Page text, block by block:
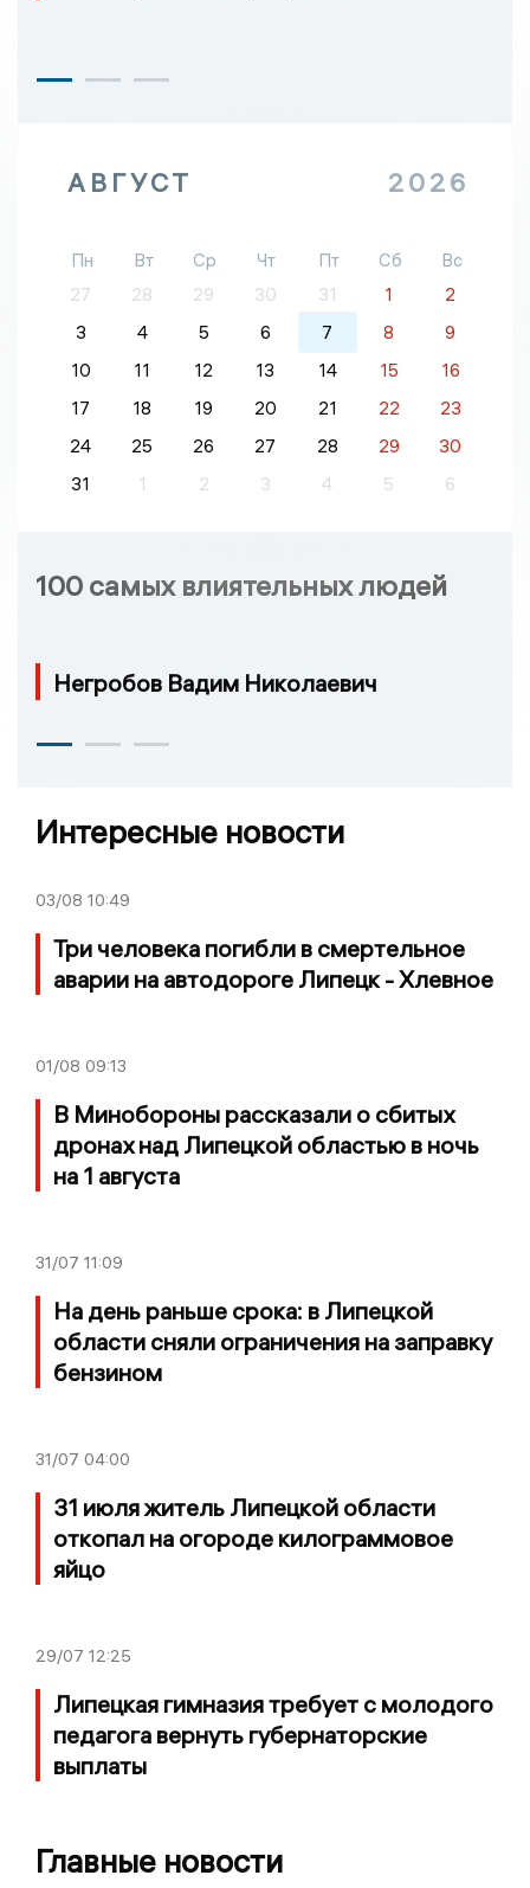
АВГУСТ 2026
Пн Вт Ср Чт Пт Сб
Вс
27
28 29 30 31 1
2
3
4 5 6 7 8
9
10
11 12 13 14 15
16
17
18 19 20 21 22
23
24
25 26 27 28 29
30
31
1 2 3 4 5 6
100 самых влиятельных людей
Негробов Вадим Николаевич
Интересные новости
03/08 10:49
Три человека погибли в смертельное
аварии на автодороге Липецк - Хлевное
01/08 09:13
В Минобороны рассказали о сбитых
дронах над Липецкой областью в ночь
на 1 августа
31/07 11:09
На день раньше срока: в Липецкой
области сняли ограничения на заправку
бензином
31/07 04:00
31 июля житель Липецкой области
откопал на огороде килограммовое
яйцо
29/07 12:25
Липецкая гимназия требует с молодого
педагога вернуть губернаторские
выплаты
Главные новости